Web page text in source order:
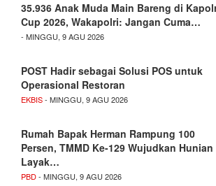
35.936 Anak Muda Main Bareng di
Cup 2026, Wakapolri: Jangan Cuma…
- MINGGU, 9 AGU 2026
POST Hadir sebagai Solusi POS untuk
Operasional Restoran
EKBIS- MINGGU, 9 AGU 2026
Rumah Bapak Herman Rampung 100
Persen, TMMD Ke-129 Wujudkan Hunian
Layak…
PBD- MINGGU, 9 AGU 2026